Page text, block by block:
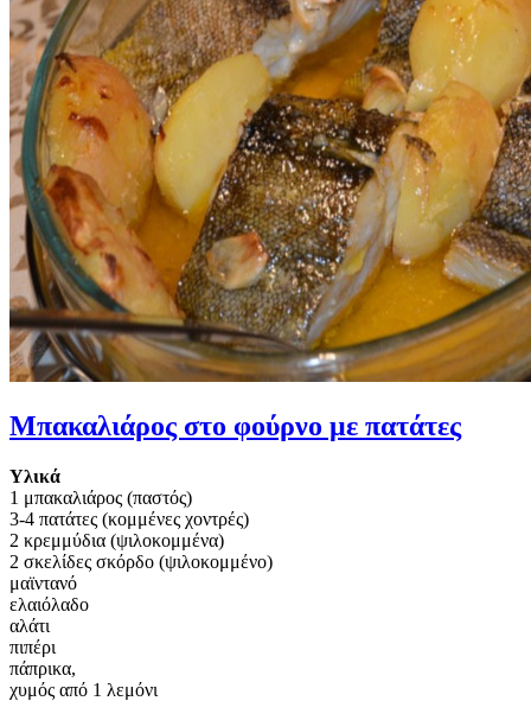
Μπακαλιάρος στο φούρνο με πατάτες
Υλικά
1 μπακαλιάρος (παστός)
3-4 πατάτες (κομμένες χοντρές)
2 κρεμμύδια (ψιλοκομμένα)
2 σκελίδες σκόρδο (ψιλοκομμένο)
μαϊντανό
ελαιόλαδο
αλάτι
πιπέρι
πάπρικα,
χυμός από 1 λεμόνι